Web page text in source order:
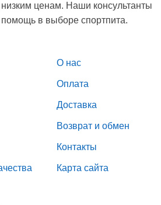
ценам. Наши консультанты
помощь в выборе спортпита.
О нас
Оплата
Доставка
Возврат и обмен
Контакты
Карта сайта